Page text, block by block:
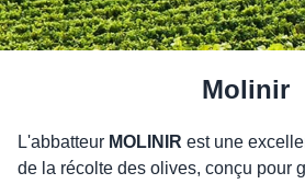
Molinir
L'abbatteur MOLINIR est une
de la récolte des olives, conçu pour